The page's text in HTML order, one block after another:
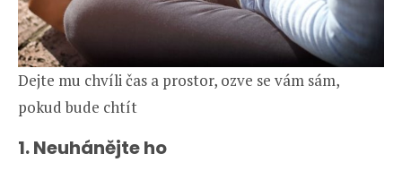
Dejte mu chvíli čas a prostor, ozve se vám sám,
pokud bude chtít
1. Neuhánějte ho